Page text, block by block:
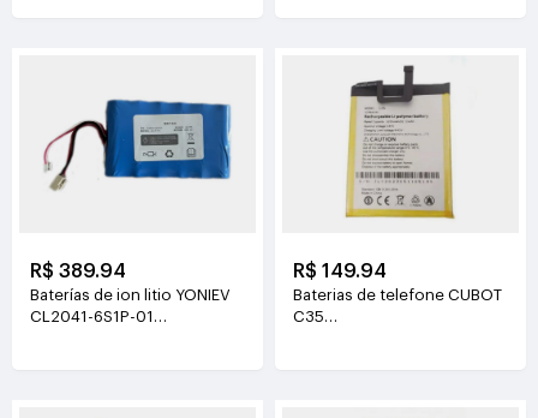
R$ 389.94
Baterías de ion litio YONIEV
CL2041-6S1P-01
R$ 149.94
Baterias de telefone CUBOT
C35